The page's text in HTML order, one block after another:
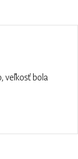
veľkosť bola